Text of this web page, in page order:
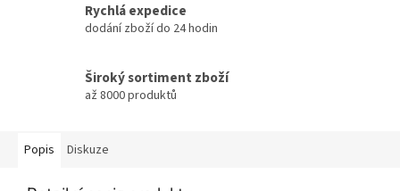
Rychlá expedice
dodání zboží do 24 hodin
Široký sortiment zboží
až 8000 produktů
Popis Diskuze